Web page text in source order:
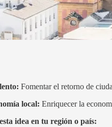
Fomentar el retorno de
local: Enriquecer la
idea en tu región o país: